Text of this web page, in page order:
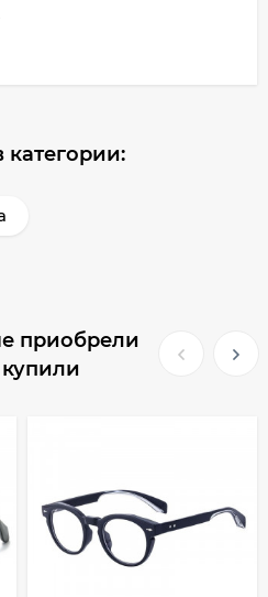
приобрели